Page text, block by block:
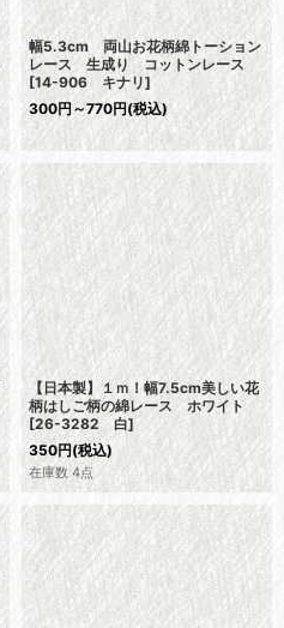
幅5.3cm 両山お花柄綿トーション
レース 生成り コットンレース
[14-906 キナリ]
300円 ～770円(税込)
【日本製】１ｍ！幅7.5cm美しい花
柄はしご柄の綿レース ホワイト
[26-3282 白]
350円(税込)
在庫数 4点